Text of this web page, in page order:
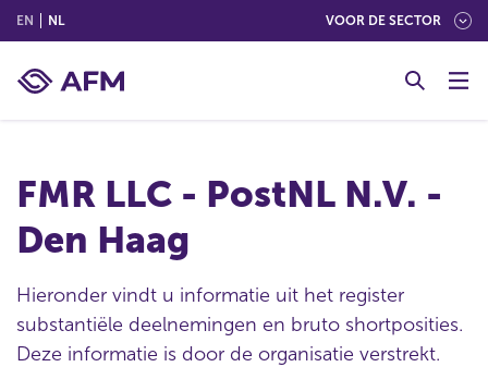
EN (ENGLISH)
NL(NEDERLANDS (NEDERLAND)) VOOR DE SECTOR
FMR LLC - PostNL N.V. -
Den Haag
Hieronder vindt u informatie uit het register
substantiële deelnemingen en bruto shortposities.
Deze informatie is door de organisatie verstrekt.